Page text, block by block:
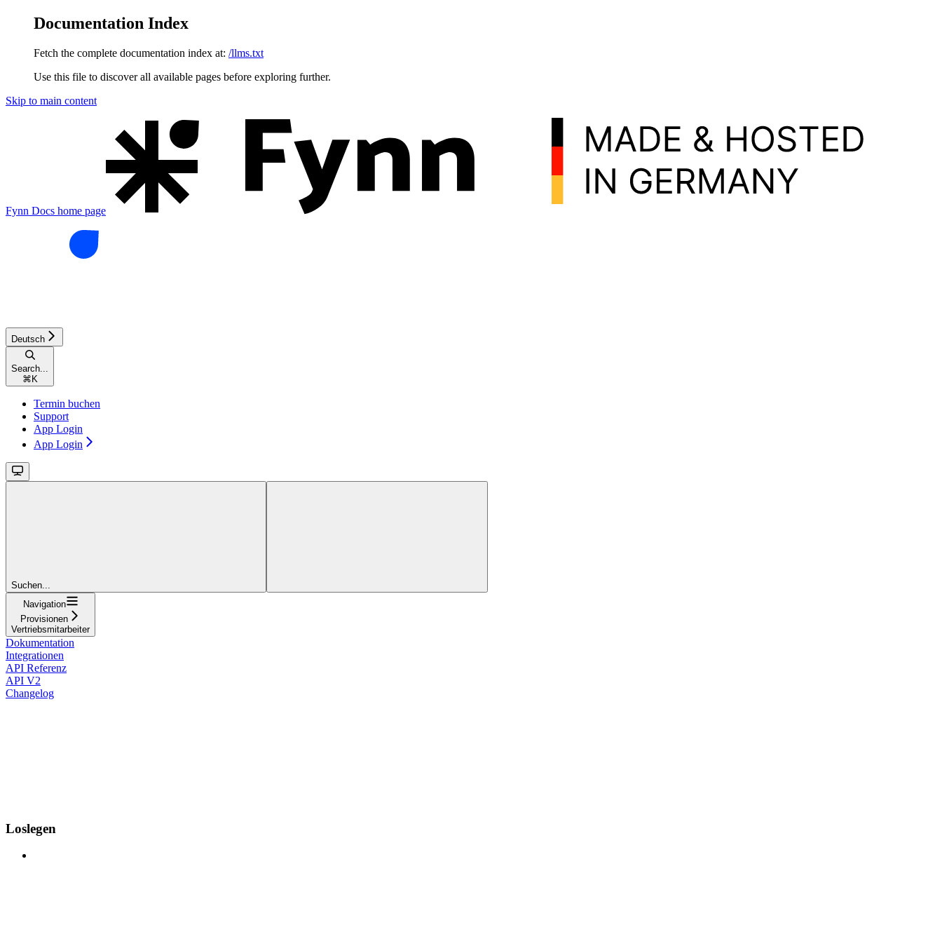
Documentation Index
Fetch the complete documentation index at: /llms.txt
Use this file to discover all available pages before exploring further.
Skip to main content
Fynn Docs home page
Deutsch
Search...
⌘ K
Termin buchen
Support
App Login
App Login
Suchen...
Navigation
Provisionen
Vertriebsmitarbeiter
Dokumentation
Integrationen
API Referenz
API V2
Changelog
Loslegen